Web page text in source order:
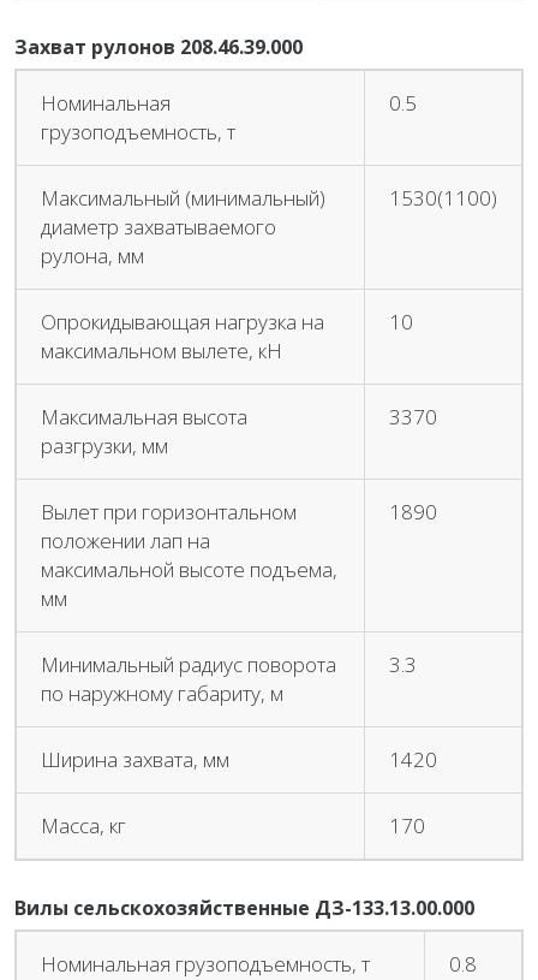
Захват рулонов 208.46.39.000
Номинальная
грузоподъемность, т
0.5
Максимальный (минимальный)
диаметр захватываемого
рулона, мм
1530(1100)
Опрокидывающая нагрузка на
максимальном вылете, кН
10
Максимальная высота
разгрузки, мм
3370
Вылет при горизонтальном
положении лап на
максимальной высоте подъема,
мм
1890
Минимальный радиус поворота
по наружному габариту, м
3.3
Ширина захвата, мм 1420
Масса, кг 170
Вилы сельскохозяйственные ДЗ-133.13.00.000
Номинальная грузоподъемность, т 0.8